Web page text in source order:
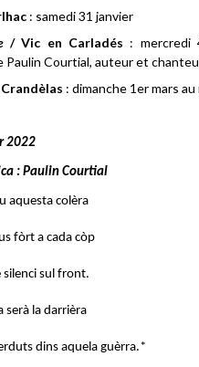
: samedi 31 janvier
/ Vic en Carladés : mercredi
Paulin Courtial, auteur et
: dimanche 1er mars au
2022
: Paulin Courtial
aquesta colèra
fòrt a cada còp
silenci sul front.
serà la darrièra
dins aquela guèrra.*